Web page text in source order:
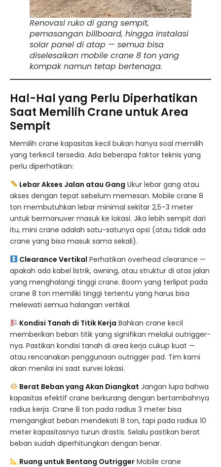
Renovasi ruko di gang sempit,
pemasangan billboard, hingga instalasi
solar panel di atap — semua bisa
diselesaikan mobile crane 8 ton yang
kompak namun tetap bertenaga.
Hal-Hal yang Perlu Diperhatikan
Saat Memilih Crane untuk Area
Sempit
Memilih crane kapasitas kecil bukan hanya soal memilih
yang terkecil tersedia. Ada beberapa faktor teknis yang
perlu diperhatikan:
Lebar Akses Jalan atau Gang Ukur lebar gang atau
akses dengan tepat sebelum memesan. Mobile crane 8
ton membutuhkan lebar minimal sekitar 2,5–3 meter
untuk bermanuver masuk ke lokasi. Jika lebih sempit dari
itu, mini crane adalah satu-satunya opsi (atau tidak ada
crane yang bisa masuk sama sekali).
Clearance Vertikal Perhatikan overhead clearance —
apakah ada kabel listrik, awning, atau struktur di atas jalan
yang menghalangi tinggi crane. Boom yang terlipat pada
crane 8 ton memiliki tinggi tertentu yang harus bisa
melewati semua halangan vertikal.
Kondisi Tanah di Titik Kerja Bahkan crane kecil
memberikan beban titik yang signifikan melalui outrigger-
nya. Pastikan kondisi tanah di area kerja cukup kuat —
atau rencanakan penggunaan outrigger pad. Tim kami
akan menilai ini saat survei lokasi.
Berat Beban yang Akan Diangkat Jangan lupa bahwa
kapasitas efektif crane berkurang dengan bertambahnya
radius kerja. Crane 8 ton pada radius 3 meter bisa
mengangkat beban mendekati 8 ton, tapi pada radius 10
meter kapasitasnya turun drastis. Selalu pastikan berat
beban sudah diperhitungkan dengan benar.
Ruang untuk Bentang OutriggerMobile crane